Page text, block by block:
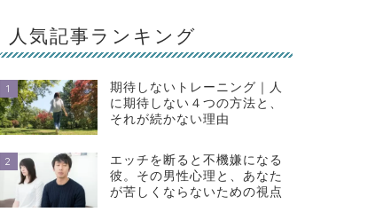
人気記事ランキング
1
期待しないトレーニング｜人
に期待しない４つの方法と、
それが続かない理由
2
エッチを断ると不機嫌になる
彼。その男性心理と、あなた
が苦しくならないための視点